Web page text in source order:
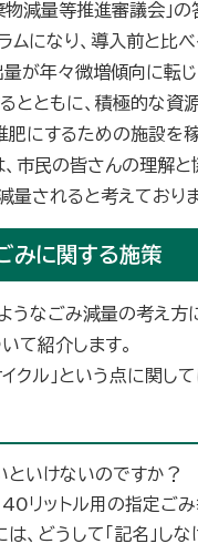
減量等推進審議会」
になり、導入前と比
量が年々微増傾向に転
とともに、積極的な資
肥にするための施設を
市民の皆さんの理解
量されると考えておりま
みに関する施策
うなごみ減量の考え方
て紹介します。
クル」という点に関し
いけないのですか？
リットル用の指定ご
は、どうして「記名」